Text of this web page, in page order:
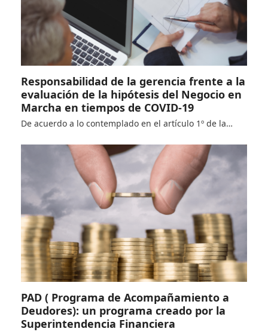
Responsabilidad de la gerencia frente a la
evaluación de la hipótesis del Negocio en
Marcha en tiempos de COVID-19
De acuerdo a lo contemplado en el artículo 1º de la…
PAD ( Programa de Acompañamiento a
Deudores): un programa creado por la
Superintendencia Financiera